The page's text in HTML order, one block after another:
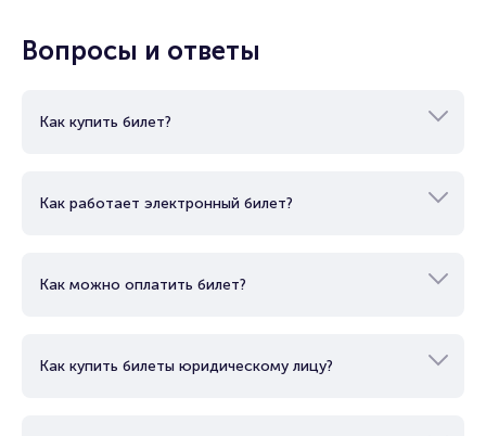
Вопросы и ответы
Как купить билет?
Как работает электронный билет?
Как можно оплатить билет?
Как купить билеты юридическому лицу?